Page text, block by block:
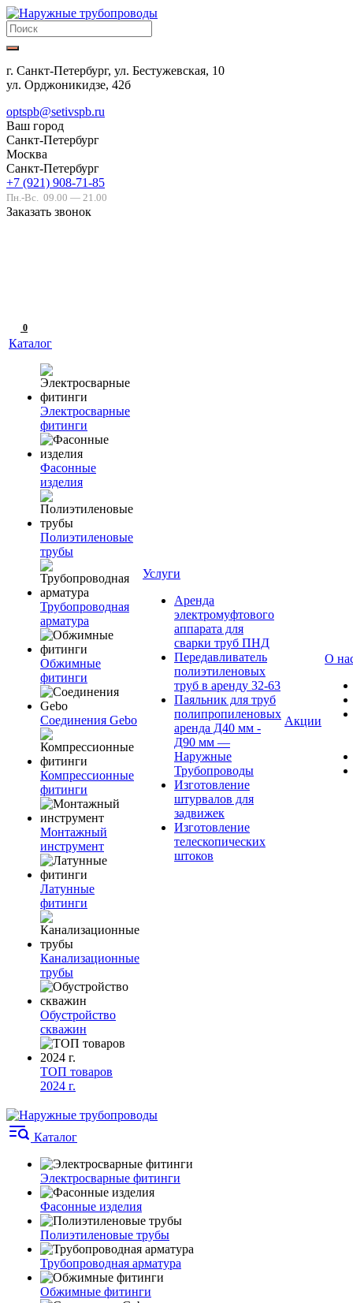
г. Санкт-Петербург, ул. Бестужевская, 10
ул. Орджоникидзе, 42б
optspb@setivspb.ru
Ваш город
Санкт-Петербург
Москва
Санкт-Петербург
+7 (921) 908-71-85
Пн.-Вс. 09.00 — 21.00
Заказать звонок
0
Каталог
Электросварные
фитинги
Фасонные
изделия
Полиэтиленовые
трубы
Трубопроводная
арматура
Обжимные
фитинги
Соединения Gebo
Компрессионные
фитинги
Монтажный
инструмент
Латунные
фитинги
Канализационные
трубы
Обустройство
скважин
ТОП товаров
2024 г.
Услуги
Аренда
электромуфтового
аппарата для
сварки труб ПНД
Передавливатель
полиэтиленовых
труб в аренду 32-63
Паяльник для труб
полипропиленовых
аренда Д40 мм -
Д90 мм —
Наружные
Трубопроводы
Изготовление
штурвалов для
задвижек
Изготовление
телескопических
штоков
Акции
О
Каталог
Электросварные фитинги
Фасонные изделия
Полиэтиленовые трубы
Трубопроводная арматура
Обжимные фитинги